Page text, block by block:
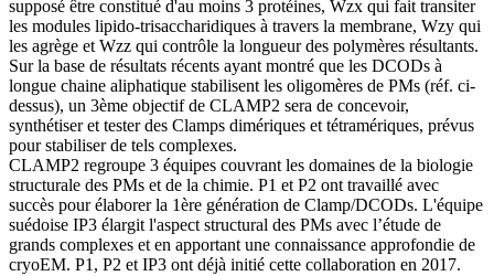
supposé être constitué d'au moins 3 protéines, Wzx qui fait transiter
les modules lipido-trisaccharidiques à travers la membrane, Wzy qui
les agrège et Wzz qui contrôle la longueur des polymères résultants.
Sur la base de résultats récents ayant montré que les DCODs à
longue chaine aliphatique stabilisent les oligomères de PMs (réf. ci-
dessus), un 3ème objectif de CLAMP2 sera de concevoir,
synthétiser et tester des Clamps dimériques et tétramériques, prévus
pour stabiliser de tels complexes.
CLAMP2 regroupe 3 équipes couvrant les domaines de la biologie
structurale des PMs et de la chimie. P1 et P2 ont travaillé avec
succès pour élaborer la 1ère génération de Clamp/DCODs. L'équipe
suédoise IP3 élargit l'aspect structural des PMs avec l’étude de
grands complexes et en apportant une connaissance approfondie de
cryoEM. P1, P2 et IP3 ont déjà initié cette collaboration en 2017.